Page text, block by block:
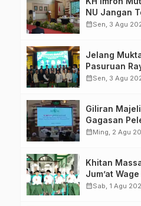
NU Jangan
Perebutan
calendar_monthSen, 3 Agu
Jelang
Pasuruan
calendar_monthSen, 3 Agu
Giliran
Gagasan
Forum
calendar_monthMing, 2 Agu
Khitan
Jum’at
calendar_monthSab, 1 Agu